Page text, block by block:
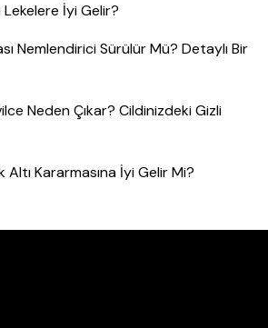
İyi Gelir?
Nemlendirici Sürülür Mü? Detaylı Bir
Neden Çıkar? Cildinizdeki Gizli
Kararmasına İyi Gelir Mi?